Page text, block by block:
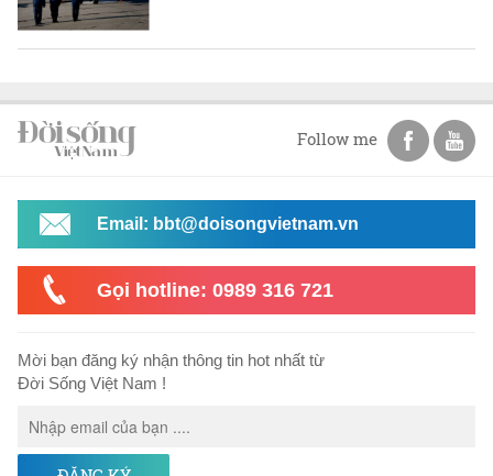
Follow me
Email: bbt@doisongvietnam.vn
Gọi hotline: 0989 316 721
Mời bạn đăng ký nhận thông tin hot nhất từ
Đời Sống Việt Nam !